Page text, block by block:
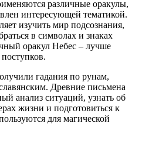
различные оракулы,
интересующей тематикой.
изучить мир подсознания,
в символах и знаках
оракул Небес – лучше
гадания по рунам,
Древние письмена
анализ ситуаций, узнать об
жизни и подготовиться к
для магической